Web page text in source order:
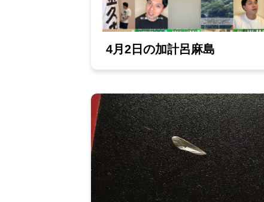
4月2日の加計呂麻島